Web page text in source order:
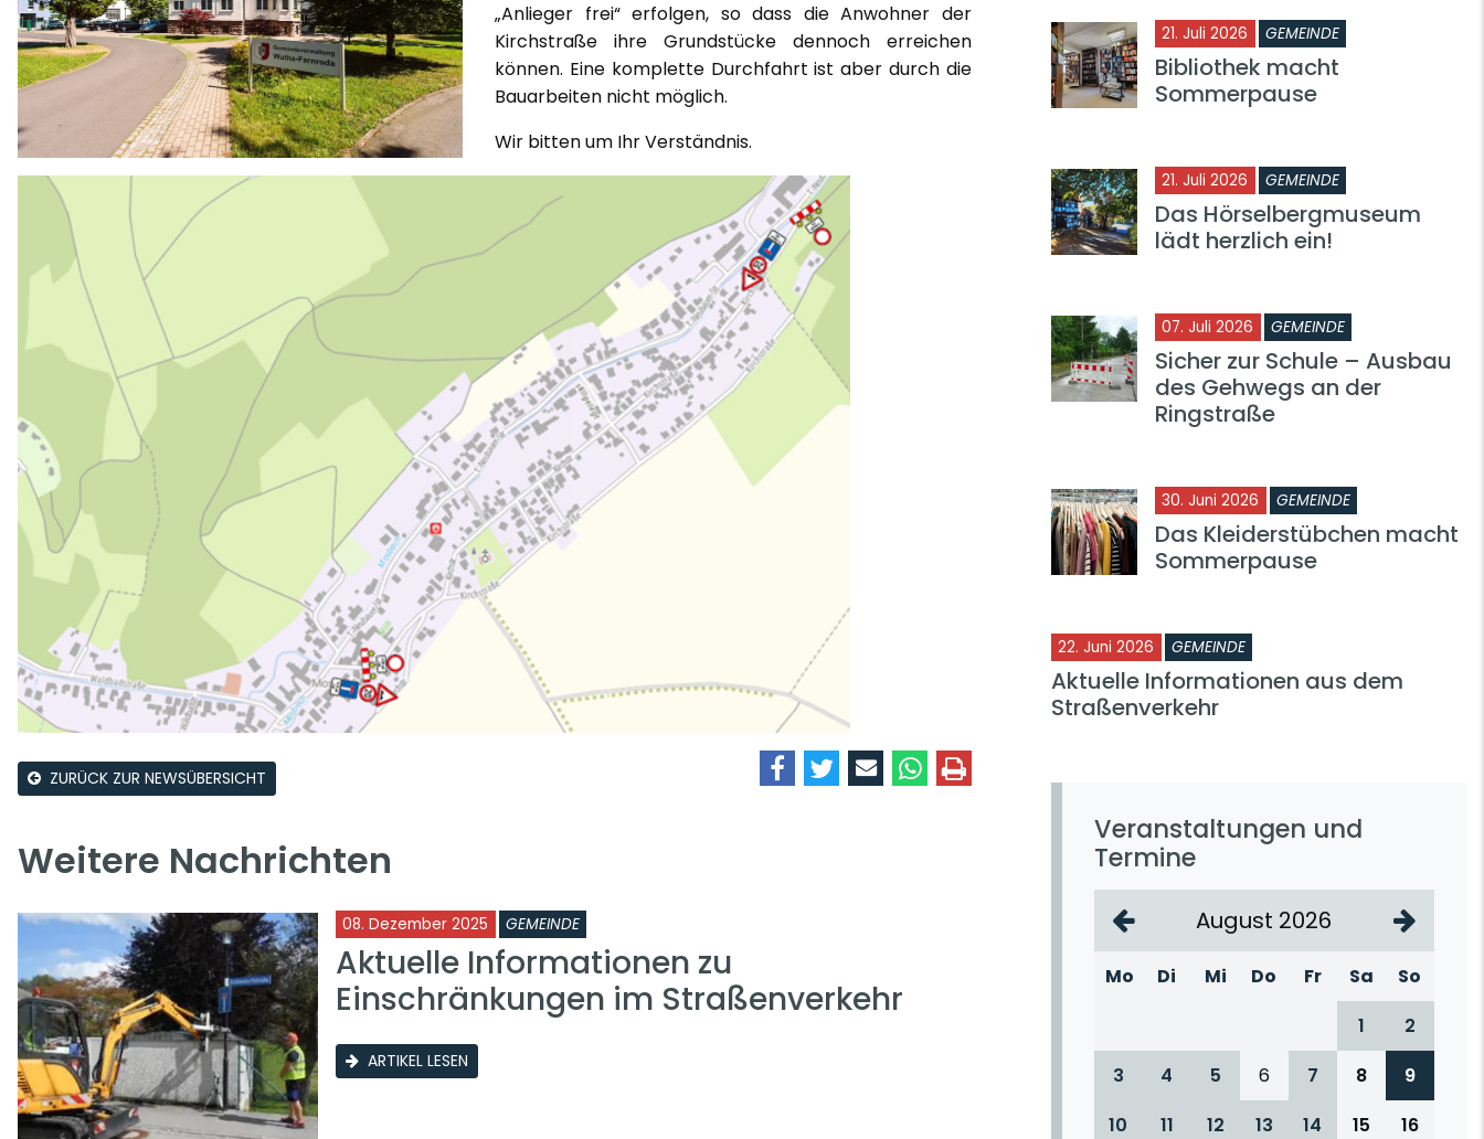
„Anlieger frei“ erfolgen, so dass die Anwohner der
Kirchstraße ihre Grundstücke dennoch erreichen
können. Eine komplette Durchfahrt ist aber durch die
Bauarbeiten nicht möglich.
Wir bitten um Ihr Verständnis.
ZURÜCK ZUR NEWSÜBERSICHT
Weitere Nachrichten
08. Dezember 2025 GEMEINDE
Aktuelle Informationen zu
Einschränkungen im Straßenverkehr
ARTIKEL LESEN
21. Juli 2026 GEMEINDE
Bibliothek macht
Sommerpause
21. Juli 2026 GEMEINDE
Das Hörselbergmuseum
lädt herzlich ein!
07. Juli 2026 GEMEINDE
Sicher zur Schule – Ausbau
des Gehwegs an der
Ringstraße
30. Juni 2026 GEMEINDE
Das Kleiderstübchen macht
Sommerpause
22. Juni 2026 GEMEINDE
Aktuelle Informationen aus dem
Straßenverkehr
Veranstaltungen und
Termine
August 2026
Mo Di Mi Do Fr Sa
So
1
2
3
4 5 6 7 8
9
10
11 12 13 14 15
16